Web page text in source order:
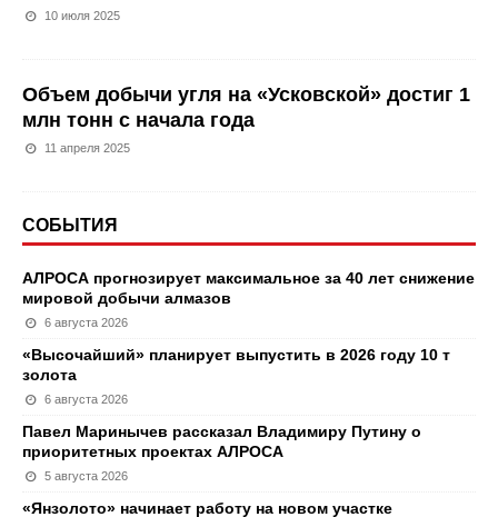
10 июля 2025
Объем добычи угля на «Усковской» достиг 1
млн тонн с начала года
11 апреля 2025
СОБЫТИЯ
АЛРОСА прогнозирует максимальное за 40 лет снижение
мировой добычи алмазов
6 августа 2026
«Высочайший» планирует выпустить в 2026 году 10 т
золота
6 августа 2026
Павел Маринычев рассказал Владимиру Путину о
приоритетных проектах АЛРОСА
5 августа 2026
«Янзолото» начинает работу на новом участке